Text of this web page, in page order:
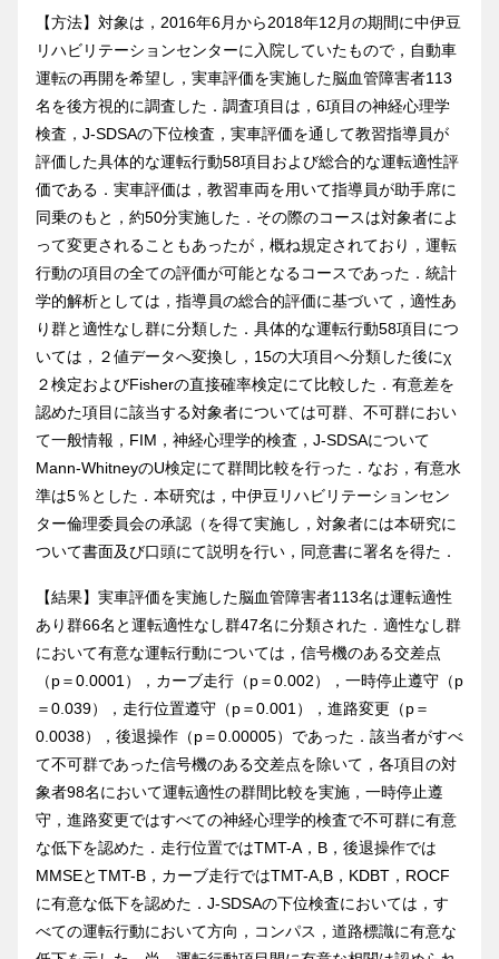
【方法】対象は，2016年6月から2018年12月の期間に中伊豆
リハビリテーションセンターに入院していたもので，自動車
運転の再開を希望し，実車評価を実施した脳血管障害者113
名を後方視的に調査した．調査項目は，6項目の神経心理学
検査，J-SDSAの下位検査，実車評価を通して教習指導員が
評価した具体的な運転行動58項目および総合的な運転適性評
価である．実車評価は，教習車両を用いて指導員が助手席に
同乗のもと，約50分実施した．その際のコースは対象者によ
って変更されることもあったが，概ね規定されており，運転
行動の項目の全ての評価が可能となるコースであった．統計
学的解析としては，指導員の総合的評価に基づいて，適性あ
り群と適性なし群に分類した．具体的な運転行動58項目につ
いては，２値データへ変換し，15の大項目へ分類した後にχ
２検定およびFisherの直接確率検定にて比較した．有意差を
認めた項目に該当する対象者については可群、不可群におい
て一般情報，FIM，神経心理学的検査，J-SDSAについて
Mann-WhitneyのU検定にて群間比較を行った．なお，有意水
準は5％とした．本研究は，中伊豆リハビリテーションセン
ター倫理委員会の承認（を得て実施し，対象者には本研究に
ついて書面及び口頭にて説明を行い，同意書に署名を得た．
【結果】実車評価を実施した脳血管障害者113名は運転適性
あり群66名と運転適性なし群47名に分類された．適性なし群
において有意な運転行動については，信号機のある交差点
（p＝0.0001），カーブ走行（p＝0.002），一時停止遵守（p
＝0.039），走行位置遵守（p＝0.001），進路変更（p＝
0.0038），後退操作（p＝0.00005）であった．該当者がすべ
て不可群であった信号機のある交差点を除いて，各項目の対
象者98名において運転適性の群間比較を実施，一時停止遵
守，進路変更ではすべての神経心理学的検査で不可群に有意
な低下を認めた．走行位置ではTMT-A，B，後退操作では
MMSEとTMT-B，カーブ走行ではTMT-A,B，KDBT，ROCF
に有意な低下を認めた．J-SDSAの下位検査においては，す
べての運転行動において方向，コンパス，道路標識に有意な